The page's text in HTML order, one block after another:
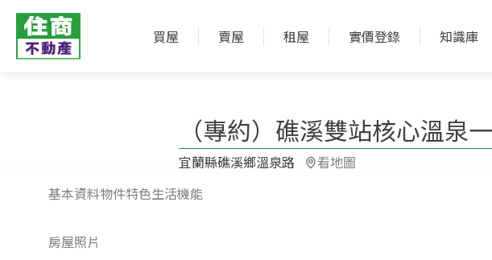
買屋 賣屋 租屋 實價登錄 知識庫
基本資料物件特色生活機能
房屋照片
（專約）礁溪雙站核心溫泉
宜蘭縣礁溪鄉溫泉路​ 看地圖